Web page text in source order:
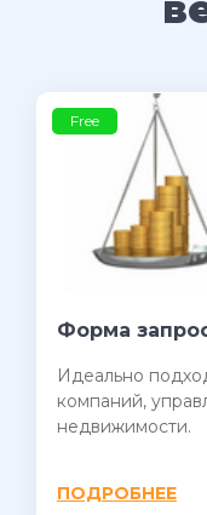
Free
Форма
Идеально
компаний,
недвижимости.
ПОДРОБНЕЕ